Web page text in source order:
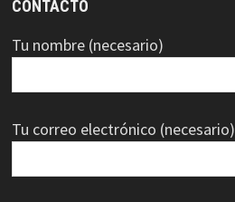
CONTACTO
Tu nombre (necesario)
Tu correo electrónico (necesario)